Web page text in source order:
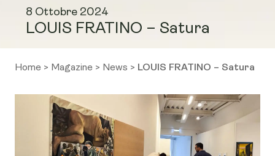
8 Ottobre 2024
LOUIS FRATINO – Satura
Home > Magazine > News > LOUIS FRATINO – Satura